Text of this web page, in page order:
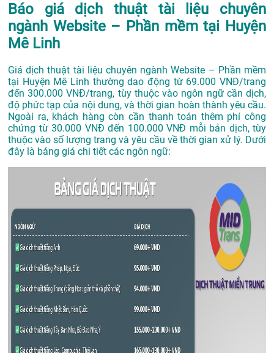
Báo giá dịch thuật tài liệu chuyên
ngành Website – Phần mềm tại Huyện
Mê Linh
Giá dịch thuật tài liệu chuyên ngành Website – Phần mềm
tại Huyện Mê Linh thường dao động từ 69.000 VNĐ/trang
đến 300.000 VNĐ/trang, tùy thuộc vào ngôn ngữ cần dịch,
độ phức tạp của nội dung, và thời gian hoàn thành yêu cầu.
Ngoài ra, khách hàng còn cần thanh toán thêm phí công
chứng từ 30.000 VNĐ đến 100.000 VNĐ mỗi bản dịch, tùy
thuộc vào số lượng trang và yêu cầu về thời gian xử lý. Dưới
đây là bảng giá chi tiết các ngôn ngữ: